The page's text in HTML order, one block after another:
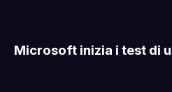
Microsoft inizia i test di